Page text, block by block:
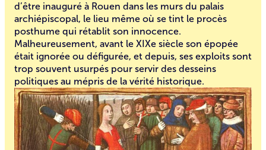
d’être inauguré à Rouen dans les murs du palais
archiépiscopal, le lieu même où se tint le procès
posthume qui rétablit son innocence.
Malheureusement, avant le XIXe siècle son épopée
était ignorée ou défigurée, et depuis, ses exploits sont
trop souvent usurpés pour servir des desseins
politiques au mépris de la vérité historique.